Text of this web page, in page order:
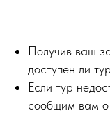
Получив ваш
доступен ли
Если тур
сообщим вам о